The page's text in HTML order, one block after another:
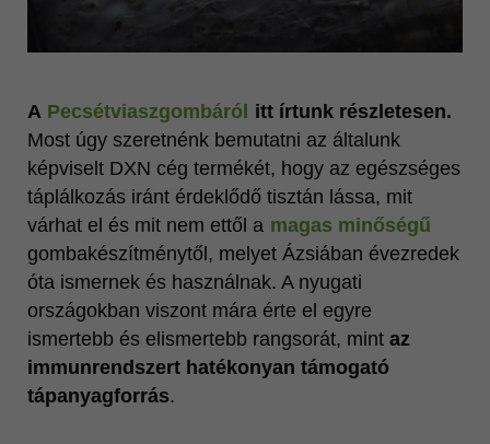
A Pecsétviaszgombáról
itt írtunk részletesen.
Most úgy szeretnénk bemutatni az általunk
képviselt DXN cég termékét, hogy az egészséges
táplálkozás iránt érdeklődő tisztán lássa, mit
várhat el és mit nem ettől a magas minőségű
gombakészítménytől, melyet Ázsiában évezredek
óta ismernek és használnak. A nyugati
országokban viszont mára érte el egyre
ismertebb és elismertebb rangsorát, mint az
immunrendszert hatékonyan támogató
tápanyagforrás.